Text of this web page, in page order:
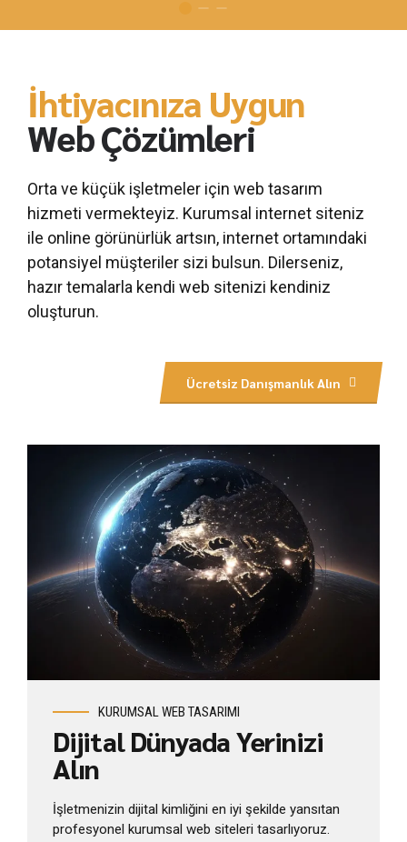
İhtiyacınıza Uygun
Web Çözümleri
Orta ve küçük işletmeler için web tasarım
hizmeti vermekteyiz. Kurumsal internet siteniz
ile online görünürlük artsın, internet ortamındaki
potansiyel müşteriler sizi bulsun. Dilerseniz,
hazır temalarla kendi web sitenizi kendiniz
oluşturun.
Ücretsiz Danışmanlık Alın
WordPress Tasarım
KURUMSAL WEB TASARIMI
Dijital Dünyada Yerinizi
Alın
İşletmenizin dijital kimliğini en iyi şekilde yansıtan
profesyonel kurumsal web siteleri tasarlıyoruz.